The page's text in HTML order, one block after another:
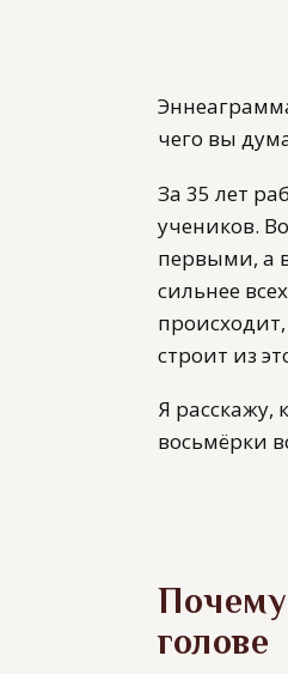
чего вы
За 35 лет
учеников.
первыми, а
сильнее
строит из
Я расскажу,
восьмёрки
голове